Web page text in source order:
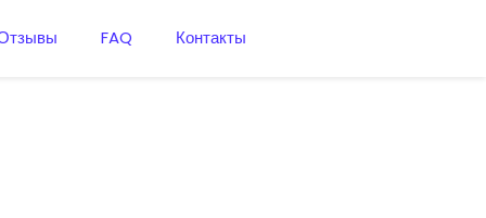
FAQ Контакты